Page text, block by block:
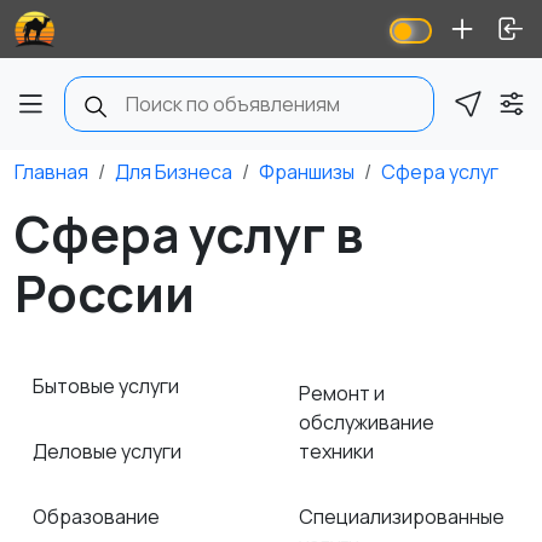
Главная Для Бизнеса Франшизы Сфера услуг
Сфера услуг в
России
Бытовые услуги
Деловые услуги
Образование
Ремонт и
обслуживание
техники
Специализированные